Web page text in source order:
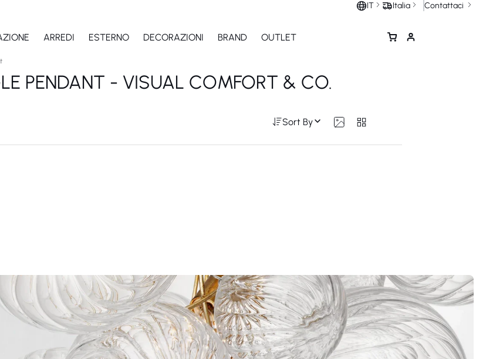
IT Italia Contattaci
ARREDI ESTERNO DECORAZIONI BRAND OUTLET
PENDANT - VISUAL COMFORT & CO.
Sort By